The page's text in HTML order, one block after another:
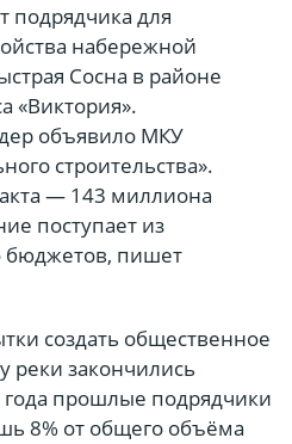
подрядчика для
набережной
Сосна в районе
«Виктория».
объявило МКУ
строительства».
— 143 миллиона
поступает из
бюджетов, пишет
создать общественное
реки закончились
прошлые подрядчики
8% от общего объёма